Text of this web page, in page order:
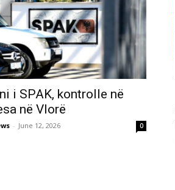
i SPAK, kontrolle në
në Vlorë
- June 12, 2026 0